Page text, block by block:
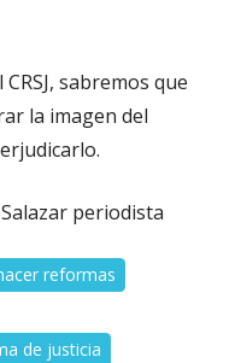
sabremos que
la imagen del
periodista
reformas
de justicia